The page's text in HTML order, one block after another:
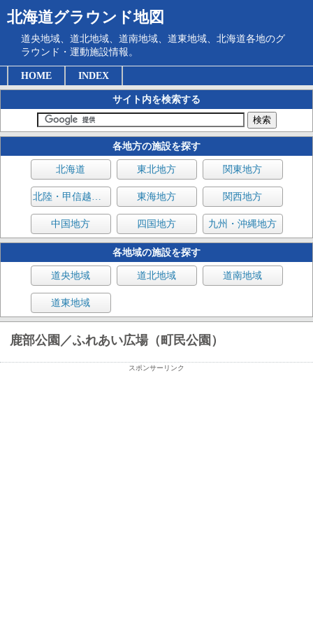
北海道グラウンド地図
道央地域、道北地域、道南地域、道東地域、北海道各地のグ
ラウンド・運動施設情報。
HOME INDEX
サイト内を検索する
各地方の施設を探す
北海道 東北地方 関東地方
北陸・甲信越地方 東海地方 関西地方
中国地方 四国地方 九州・沖縄地方
各地域の施設を探す
道央地域 道北地域 道南地域
道東地域
鹿部公園／ふれあい広場（町民公園）
スポンサーリンク